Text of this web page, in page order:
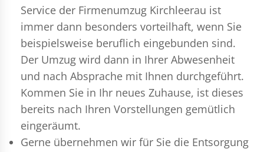
Service der Firmenumzug Kirchleerau ist
immer dann besonders vorteilhaft, wenn Sie
beispielsweise beruflich eingebunden sind.
Der Umzug wird dann in Ihrer Abwesenheit
und nach Absprache mit Ihnen durchgeführt.
Kommen Sie in Ihr neues Zuhause, ist dieses
bereits nach Ihren Vorstellungen gemütlich
eingeräumt.
Gerne übernehmen wir für Sie die Entsorgung